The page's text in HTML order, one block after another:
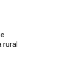
rural